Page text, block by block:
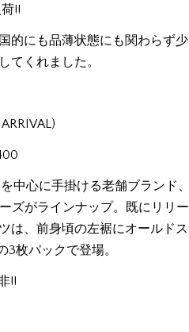
!!
的にも品薄状態にも関わらず少
てくれました。
中心に手掛ける老舗ブランド、
ズがラインナップ。既にリリー
は、前身頃の左裾にオールドス
3枚パックで登場。
!!